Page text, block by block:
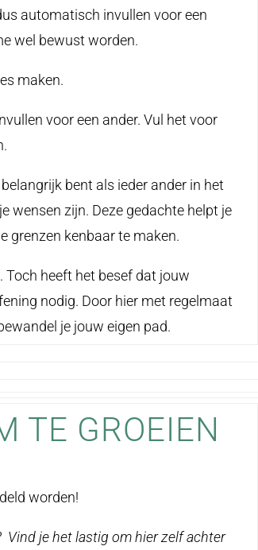
automatisch invullen voor een
wel bewust worden.
maken.
voor een ander. Vul het voor
bent als ieder ander in het
wensen zijn. Deze gedachte helpt je
grenzen kenbaar te maken.
heeft het besef dat jouw
nodig. Door hier met regelmaat
je jouw eigen pad.
TE GROEIEN
worden!
Vind je het lastig om hier zelf achter